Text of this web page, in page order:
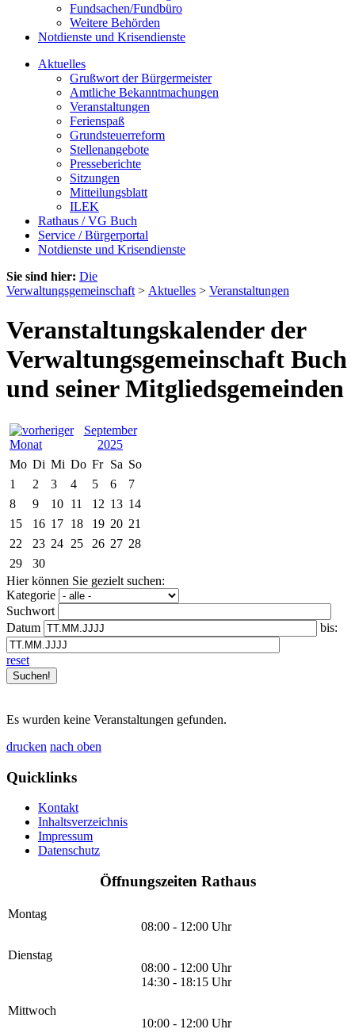
Fundsachen/Fundbüro
Weitere Behörden
Notdienste und Krisendienste
Aktuelles
Grußwort der Bürgermeister
Amtliche Bekanntmachungen
Veranstaltungen
Ferienspaß
Grundsteuerreform
Stellenangebote
Presseberichte
Sitzungen
Mitteilungsblatt
ILEK
Rathaus / VG Buch
Service / Bürgerportal
Notdienste und Krisendienste
Sie sind hier: Die
Verwaltungsgemeinschaft > Aktuelles > Veranstaltungen
Veranstaltungskalender der
Verwaltungsgemeinschaft Buch
und seiner Mitgliedsgemeinden
September
2025
Mo Di Mi Do Fr Sa So
1
2 3 4 5 6
7
8
9 10 11 12 13 14
15
16 17 18 19 20 21
22
23 24 25 26 27 28
29
30
Hier können Sie gezielt suchen:
Kategorie
Suchwort
Datum
bis:
reset
Es wurden keine Veranstaltungen gefunden.
drucken nach oben
Quicklinks
Kontakt
Inhaltsverzeichnis
Impressum
Datenschutz
Öffnungszeiten Rathaus
Montag
08:00 - 12:00 Uhr
Dienstag
08:00 - 12:00 Uhr
14:30 - 18:15 Uhr
Mittwoch
10:00 - 12:00 Uhr